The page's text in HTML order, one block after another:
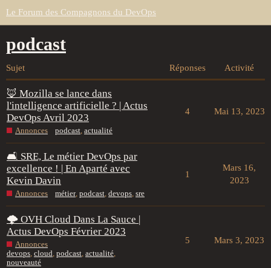
Le Forum des Compagnons du DevOps
podcast
Sujet Réponses Activité
🦊 Mozilla se lance dans
l'intelligence artificielle ? | Actus
DevOps Avril 2023
Annonces podcast, actualité
4 Mai 13, 2023
🛋️ SRE, Le métier DevOps par
excellence ! | En Aparté avec
Kevin Davin
Annonces métier, podcast, devops, sre
1
Mars 16,
2023
🌩️ OVH Cloud Dans La Sauce |
Actus DevOps Février 2023
Annonces
devops, cloud, podcast, actualité,
nouveauté
5 Mars 3, 2023